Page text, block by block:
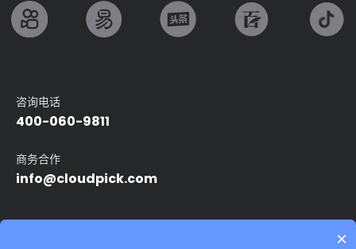
咨询电话
400-060-9811
商务合作
info@cloudpick.com
×